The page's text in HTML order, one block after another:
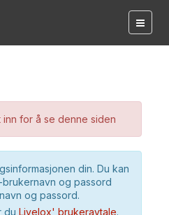
for å se denne siden
din. Du kan
og passord
og passord.
du Livelox' brukeravtale.